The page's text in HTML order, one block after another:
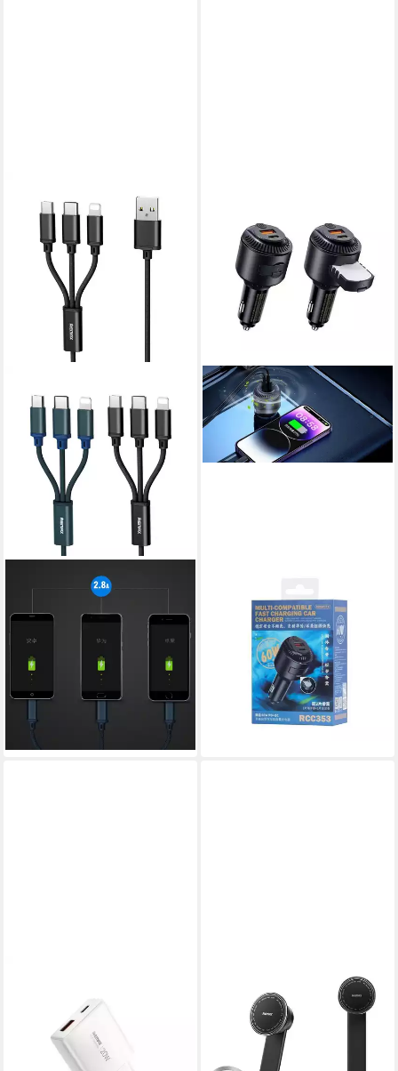
3in1 Nylon Ladegerät 2.8A
Micro USB TYP-C Anschluss
Schnellladekabel Smartphone-
Kabel, (115 cm)
6,99 €
-22%
lieferbar - in 4-5 Werktagen bei dir
Remax Kfz-Ladegerät Yatoy
Series mit Duft 60W PD QC
RCC353 1xUSB +
Smartphone-Ladegerät
24,95 € UVP39,99 €
lieferbar - in 8-10 Werktagen bei